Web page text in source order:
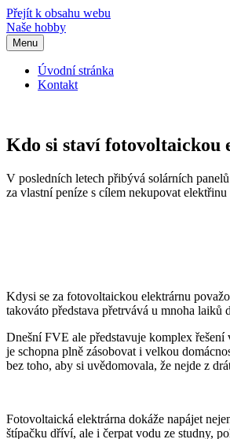
Přejít k obsahu webu
Naše hobby
Menu
Úvodní stránka
Kontakt
Kdo si staví fotovoltaickou
V posledních letech přibývá solárních
za vlastní peníze s cílem nekupovat
Kdysi se za fotovoltaickou elektrárnu
takováto představa přetrvává u mnoha laiků
Dnešní FVE ale představuje komplex
je schopna plně zásobovat i velkou
bez toho, aby si uvědomovala, že nejde z
Fotovoltaická elektrárna dokáže napájet
štípačku dříví, ale i čerpat vodu ze studny,